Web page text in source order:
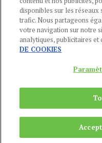
CGU-POLITIQUE DE
Du Lundi au
Copyright
disponibles sur les réseaux
trafic. Nous partageons
votre navigation sur notre
analytiques, publicitaires et
DE COOKIES